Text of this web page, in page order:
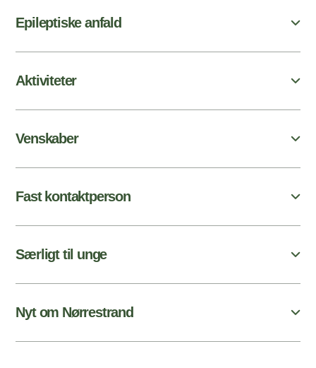
Epileptiske anfald
Aktiviteter
Venskaber
Fast kontaktperson
Særligt til unge
Nyt om Nørrestrand